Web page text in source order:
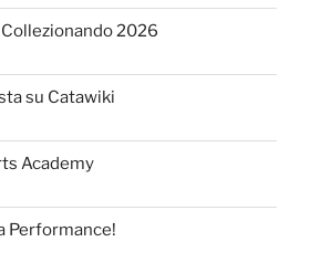
2026
su Catawiki
Academy
Performance!